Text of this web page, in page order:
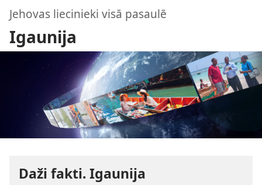
izvēlieties
valodu
Jehovas liecinieki visā pasaulē
Igaunija
Daži fakti. Igaunija